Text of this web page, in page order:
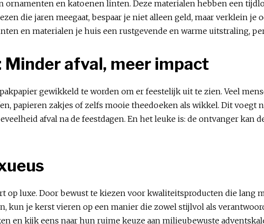
ornamenten en katoenen linten. Deze materialen hebben een
die jaren meegaat, bespaar je niet alleen geld, maar verklein je
en materialen je huis een rustgevende en warme uitstraling,
afval, meer impact
gewikkeld te worden om er feestelijk uit te zien. Veel
papieren zakjes of zelfs mooie theedoeken als wikkel. Dit voegt
afval na de feestdagen. En het leuke is: de ontvanger kan
op luxe. Door bewust te kiezen voor kwaliteitsproducten die lang
kun je kerst vieren op een manier die zowel stijlvol als
en kijk eens naar hun ruime keuze aan milieubewuste